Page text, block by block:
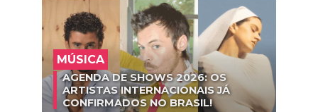
MÚSICA
AGENDA DE SHOWS 2026: OS
ARTISTAS INTERNACIONAIS JÁ
CONFIRMADOS NO BRASIL!